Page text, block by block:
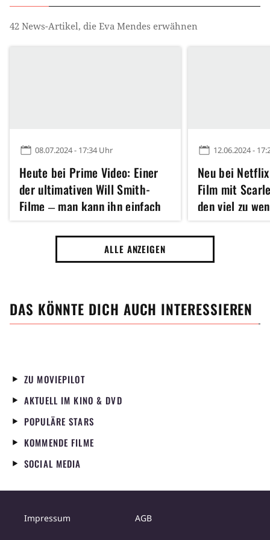
42 News-Artikel, die Eva Mendes erwähnen
08.07.2024 - 17:34 Uhr
Heute bei Prime Video: Einer
der ultimativen Will Smith-
Filme ‒ man kann ihn einfach
immer wieder schauen
12.06.2024 -
Neu bei
Film mit
den viel zu
ist kein (!)
ALLE ANZEIGEN
DAS KÖNNTE DICH AUCH INTERESSIEREN
ZU MOVIEPILOT
AKTUELL IM KINO & DVD
POPULÄRE STARS
KOMMENDE FILME
SOCIAL MEDIA
Impressum AGB